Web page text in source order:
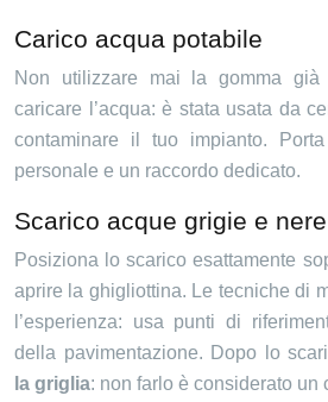
Carico acqua potabile
Non utilizzare mai la gomma
caricare l’acqua: è stata usata da
contaminare il tuo impianto.
personale e un raccordo dedicato.
Scarico acque grigie e nere
Posiziona lo scarico esattamente
aprire la ghigliottina. Le tecniche di
l’esperienza: usa punti di
della pavimentazione. Dopo lo
la griglia: non farlo è considerato un